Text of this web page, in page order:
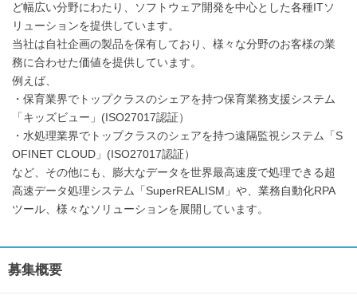
ど幅広い分野にわたり、ソフトウェア開発を中心とした各種ITソ
リューションを提供しています。
当社は自社企画の製品を保有しており、様々な分野のお客様の業
務に合わせた価値を提供しています。
例えば、
・保育業界でトップクラスのシェアを持つ保育業務支援システム
「キッズビュー」(ISO27017認証）
・水処理業界でトップクラスのシェアを持つ遠隔監視システム「S
OFINET CLOUD」(ISO27017認証）
など、その他にも、膨大なデータを世界最高速度で処理できる超
高速データ処理システム「SuperREALISM」や、業務自動化RPA
ツール、様々なソリューションを展開しています。
募集概要